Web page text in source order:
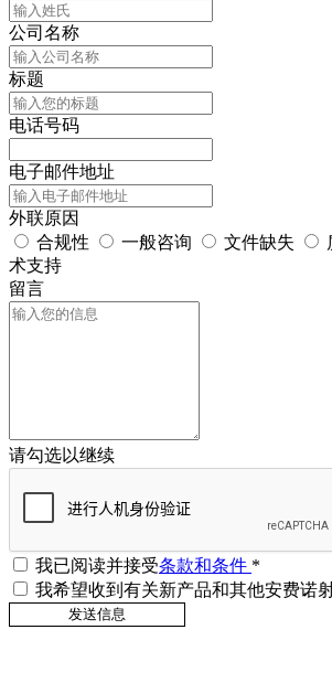
公司名称
标题
电话号码
电子邮件地址
外联原因
合规性
一般咨询 文件缺失
术支持
留言
请勾选以继续
我已阅读并接受条款和条件 *
我希望收到有关新产品和其他安费诺